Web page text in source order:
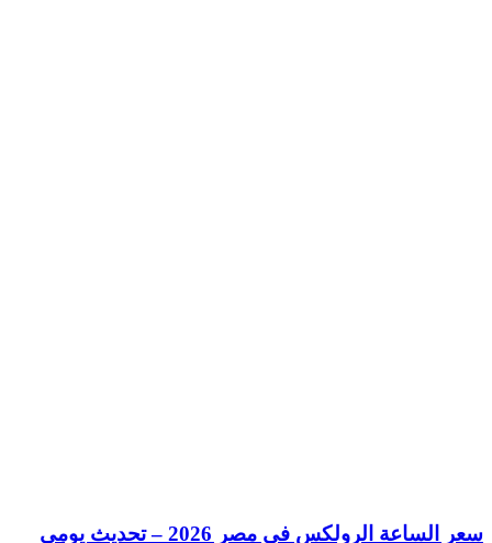
سعر الساعة الرولكس في مصر 2026 – تحديث يومي